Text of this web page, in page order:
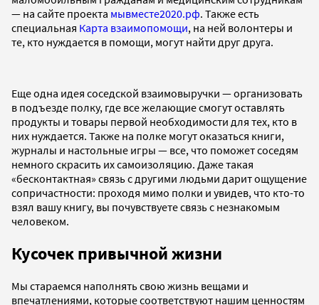
— на сайте проекта мывместе2020.рф. Также есть
специальная Карта взаимопомощи, на ней волонтеры и
те, кто нуждается в помощи, могут найти друг друга.
Еще одна идея соседской взаимовыручки — организовать
в подъезде полку, где все желающие смогут оставлять
продукты и товары первой необходимости для тех, кто в
них нуждается. Также на полке могут оказаться книги,
журналы и настольные игры — все, что поможет соседям
немного скрасить их самоизоляцию. Даже такая
«бесконтактная» связь с другими людьми дарит ощущение
сопричастности: проходя мимо полки и увидев, что кто-то
взял вашу книгу, вы почувствуете связь с незнакомым
человеком.
Кусочек привычной жизни
Мы стараемся наполнять свою жизнь вещами и
впечатлениями, которые соответствуют нашим ценностям